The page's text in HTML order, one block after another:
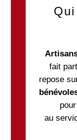
fait
repose
au